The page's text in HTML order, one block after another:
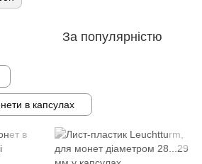
За популярністю
в капсулах